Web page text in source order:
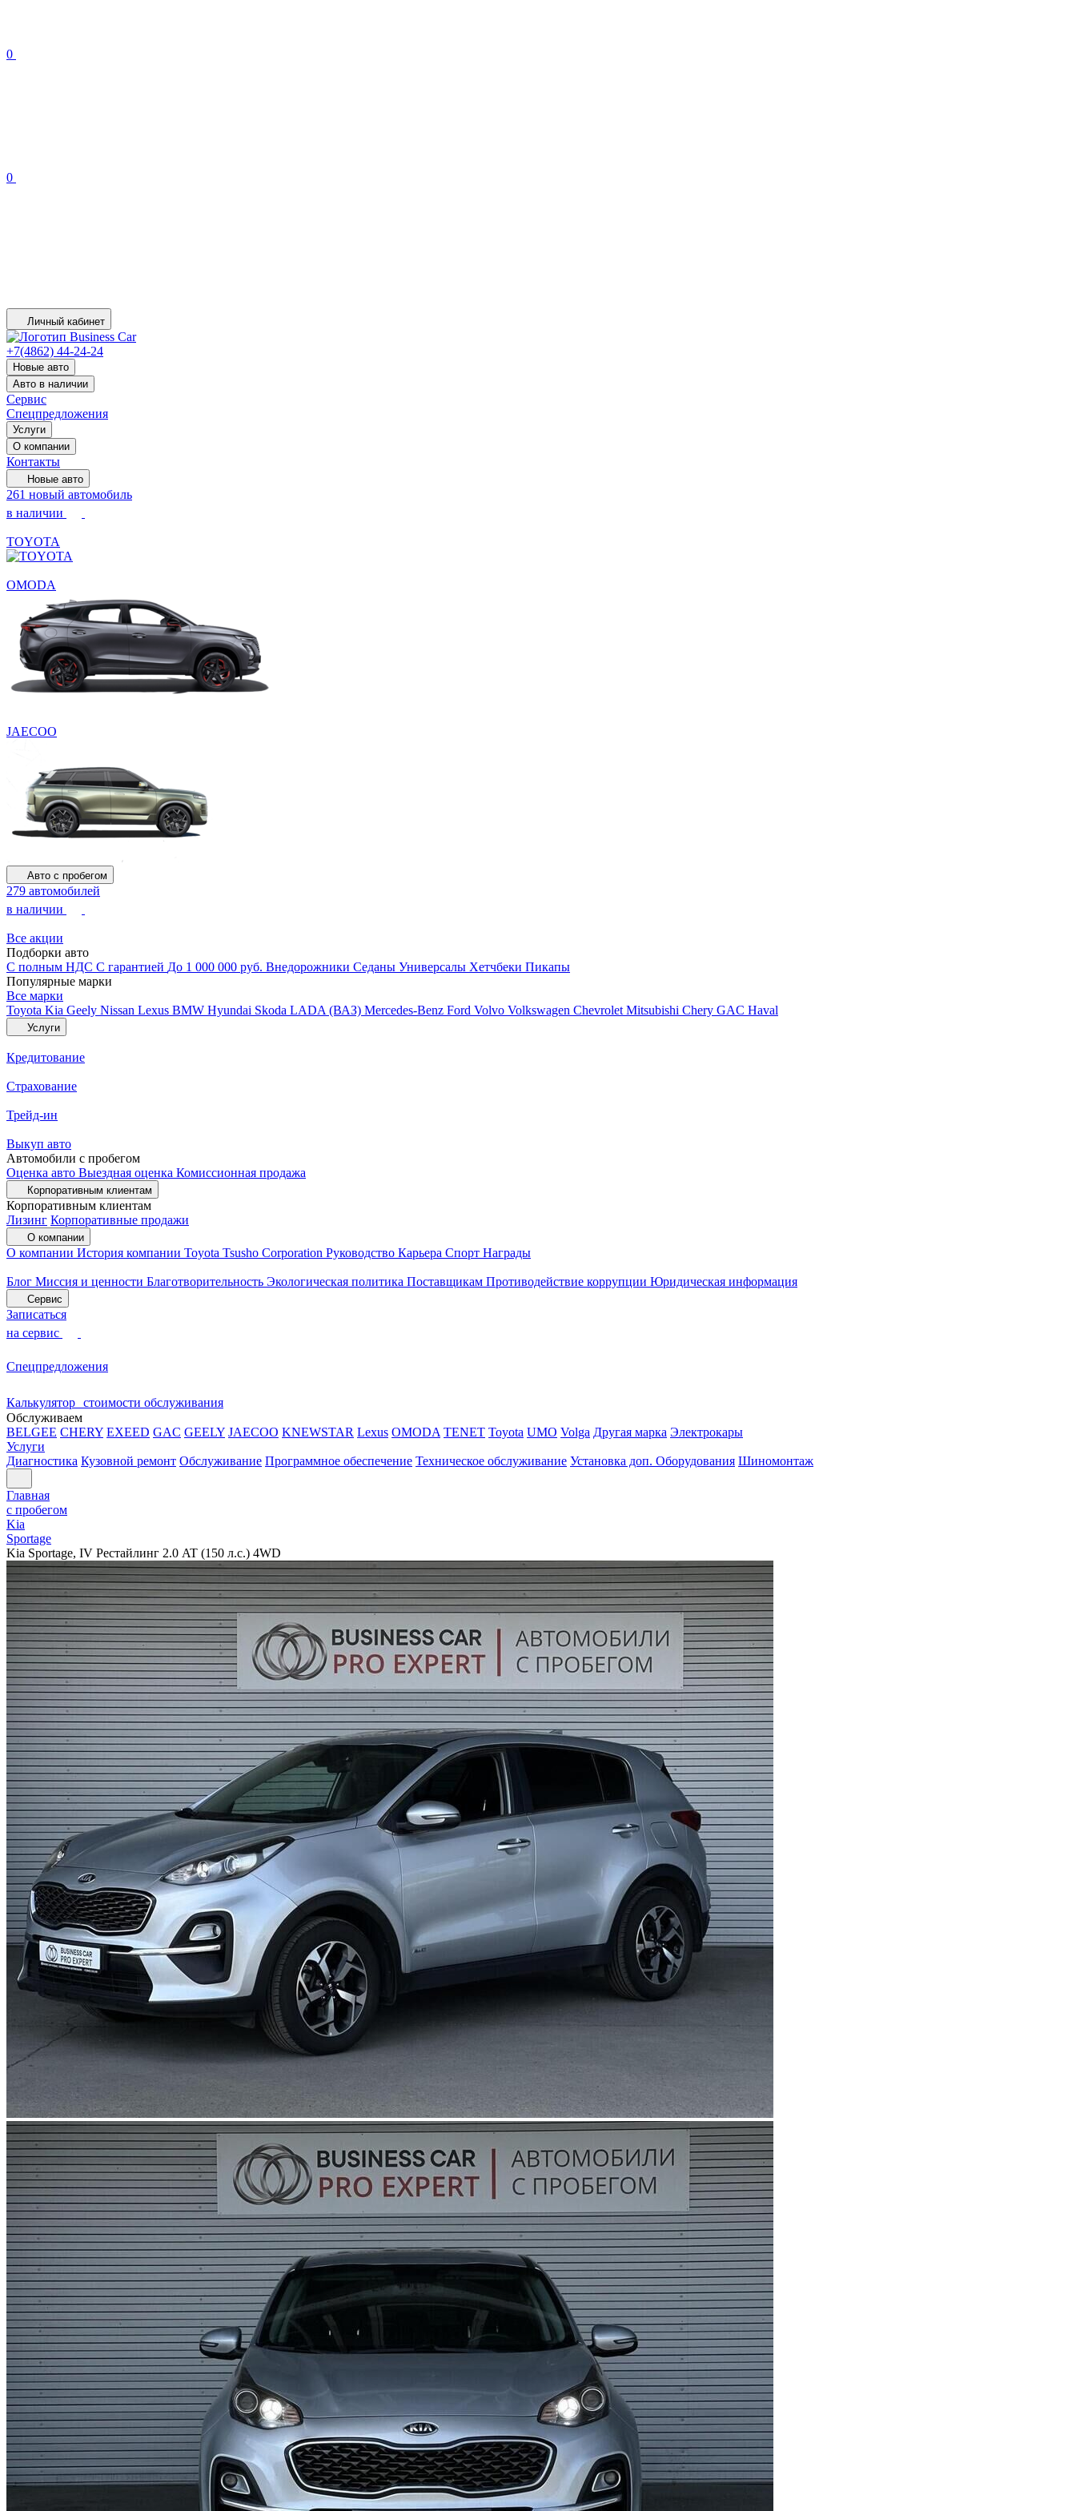
0
0
Личный кабинет
+7(4862) 44-24-24
Новые авто
Авто в наличии
Сервис
Спецпредложения
Услуги
О компании
Контакты
Новые авто
261 новый автомобиль
в наличии
TOYOTA
OMODA
JAECOO
Авто с пробегом
279 автомобилей
в наличии
Все акции
Подборки авто
С полным НДС С гарантией До 1 000 000 руб. Внедорожники Седаны Универсалы Хетчбеки Пикапы
Популярные марки
Все марки
Toyota Kia Geely Nissan Lexus BMW Hyundai Skoda LADA (ВАЗ) Mercedes-Benz Ford Volvo Volkswagen Chevrolet Mitsubishi Chery GAC Haval
Услуги
Кредитование
Страхование
Трейд-ин
Выкуп авто
Автомобили с пробегом
Оценка авто Выездная оценка Комиссионная продажа
Корпоративным клиентам
Корпоративным клиентам
Лизинг Корпоративные продажи
О компании
О компании История компании Toyota Tsusho Corporation Руководство Карьера Спорт Награды
Блог Миссия и ценности Благотворительность Экологическая политика Поставщикам Противодействие коррупции Юридическая информация
Сервис
Записаться
на сервис
Спецпредложения
Калькулятор стоимости обслуживания
Обслуживаем
BELGEE CHERY EXEED GAC GEELY JAECOO KNEWSTAR Lexus OMODA TENET Toyota UMO Volga Другая марка Электрокары
Услуги
Диагностика Кузовной ремонт Обслуживание Программное обеспечение Техническое обслуживание Установка доп. Оборудования Шиномонтаж
Главная
с пробегом
Kia
Sportage
Kia Sportage, IV Рестайлинг 2.0 AT (150 л.с.) 4WD